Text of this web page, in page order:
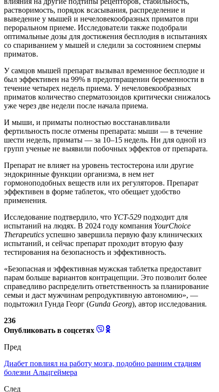
растворимость, порядок всасывания, распределение и
выведение у мышей и нечеловекообразных приматов при
пероральном приеме. Исследователи также подобрали
оптимальные дозы для достижения бесплодия в испытаниях
со спариванием у мышей и следили за состоянием спермы
приматов.
У самцов мышей препарат вызывал временное бесплодие и
был эффективен на 99% в предотвращении беременности в
течение четырех недель приема. У нечеловекообразных
приматов количество сперматозоидов критически снижалось
уже через две недели после начала приема.
И мыши, и приматы полностью восстанавливали
фертильность после отмены препарата: мыши — в течение
шести недель, приматы — за 10–15 недель. Ни для одной из
групп ученые не выявили побочных эффектов от препарата.
Препарат не влияет на уровень тестостерона или другие
эндокринные функции организма, в нем нет
гормоноподобных веществ или их регуляторов. Препарат
эффективен в форме таблеток, что обещает удобство
применения.
Исследование подтвердило, что YCT-529 подходит для
испытаний на людях. В 2024 году компания YourChoice
Therapeutics успешно завершила первую фазу клинических
испытаний, и сейчас препарат проходит вторую фазу
тестирования на безопасность и эффективность.
«Безопасная и эффективная мужская таблетка предоставит
парам больше вариантов контрацепции. Это позволит более
справедливо распределить ответственность за планирование
семьи и даст мужчинам репродуктивную автономию», —
подытожил Гунда Георг (Gunda Georg), автор исследования.
236
Опубликовать в соцсетях
Пред
Диабет повлиял на работу мозга, подобно ранним стадиям
болезни Альцгеймера
След